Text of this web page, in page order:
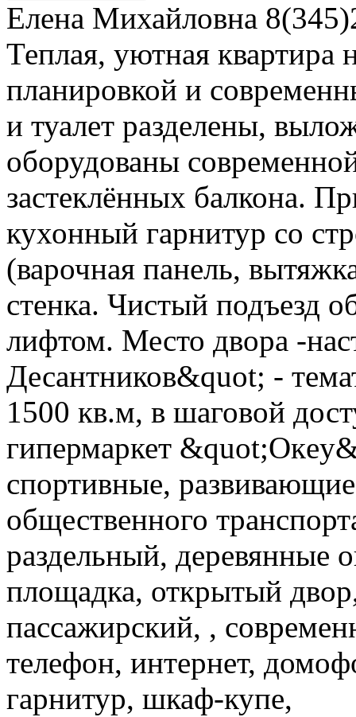
Елена Михайловна
Теплая, уютная квартира
планировкой и
и туалет разделены,
оборудованы
застеклённых балкона.
кухонный гарнитур со
(варочная панель,
стенка. Чистый подъезд
лифтом. Место двора -
Десантников&quot; -
1500 кв.м, в шаговой
гипермаркет
спортивные,
общественного
раздельный, деревянные
площадка, открытый
пассажирский, ,
телефон, интернет,
гарнитур, шкаф-купе,